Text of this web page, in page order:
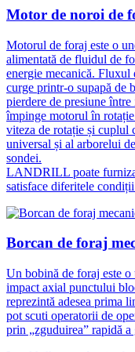
Motor de noroi de
Motorul de foraj este o
alimentată de fluidul de
energie mecanică. Fluxul
curge printr-o supapă de
pierdere de presiune
împinge motorul în
viteza de rotație și cuplul
universal și al arborelui
sondei.
LANDRILL poate
satisface diferitele
Borcan de foraj
Un bobină de foraj este o
impact axial punctului
reprezintă adesea prima
pot scuti operatorii de
prin „zguduirea” rapidă